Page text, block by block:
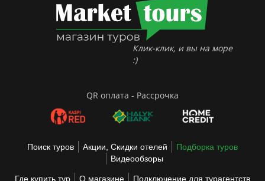
Клик-клик, и вы на море
:)
QR оплата - Рассрочка
Поиск туров Акции, Скидки отелей
Подборка туров
Видеообзоры
Где купить тур О магазине
Подключение для турагентств